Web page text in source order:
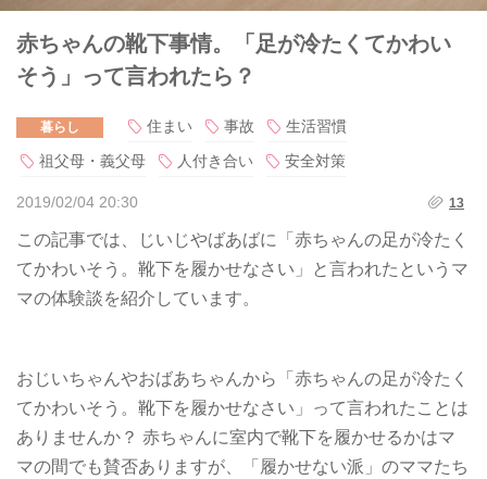
赤ちゃんの靴下事情。「足が冷たくてかわい
そう」って言われたら？
暮らし 住まい 事故
生活習慣
祖父母・義父母
人付き合い 安全対策
2019/02/04 20:30 13
この記事では、じいじやばあばに「赤ちゃんの足が冷たく
てかわいそう。靴下を履かせなさい」と言われたというマ
マの体験談を紹介しています。
おじいちゃんやおばあちゃんから「赤ちゃんの足が冷たく
てかわいそう。靴下を履かせなさい」って言われたことは
ありませんか？ 赤ちゃんに室内で靴下を履かせるかはマ
マの間でも賛否ありますが、「履かせない派」のママたち